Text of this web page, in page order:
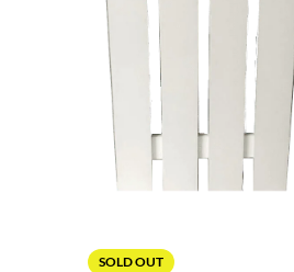
SOLD OUT